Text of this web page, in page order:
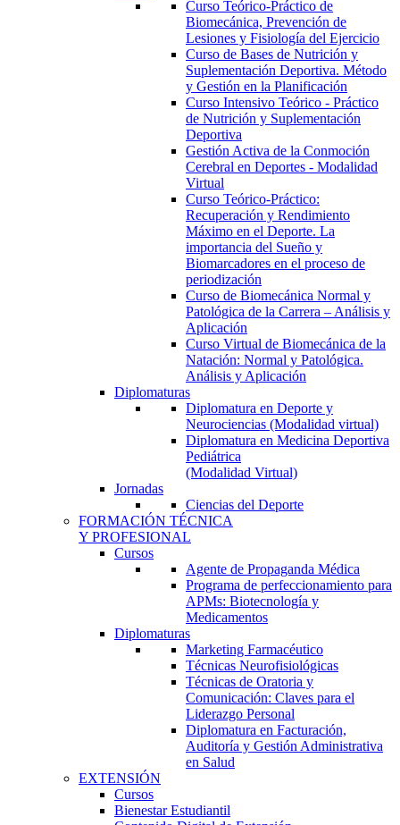
Curso Teórico-Práctico de
Biomecánica, Prevención de
Lesiones y Fisiología del Ejercicio
Curso de Bases de Nutrición y
Suplementación Deportiva. Método
y Gestión en la Planificación
Curso Intensivo Teórico - Práctico
de Nutrición y Suplementación
Deportiva
Gestión Activa de la Conmoción
Cerebral en Deportes - Modalidad
Virtual
Curso Teórico-Práctico:
Recuperación y Rendimiento
Máximo en el Deporte. La
importancia del Sueño y
Biomarcadores en el proceso de
periodización
Curso de Biomecánica Normal y
Patológica de la Carrera – Análisis y
Aplicación
Curso Virtual de Biomecánica de la
Natación: Normal y Patológica.
Análisis y Aplicación
Diplomaturas
Diplomatura en Deporte y
Neurociencias (Modalidad virtual)
Diplomatura en Medicina Deportiva
Pediátrica
(Modalidad Virtual)
Jornadas
Ciencias del Deporte
FORMACIÓN TÉCNICA
Y PROFESIONAL
Cursos
Agente de Propaganda Médica
Programa de perfeccionamiento para
APMs: Biotecnología y
Medicamentos
Diplomaturas
Marketing Farmacéutico
Técnicas Neurofisiológicas
Técnicas de Oratoria y
Comunicación: Claves para el
Liderazgo Personal
Diplomatura en Facturación,
Auditoría y Gestión Administrativa
en Salud
EXTENSIÓN
Cursos
Bienestar Estudiantil